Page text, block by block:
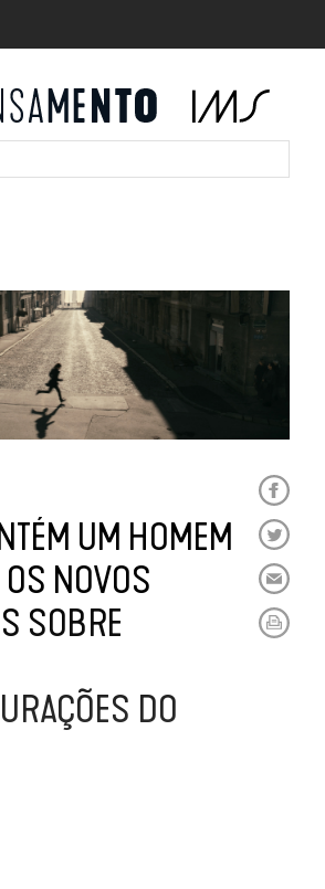
UM HOMEM
NOVOS
SOBRE
DO